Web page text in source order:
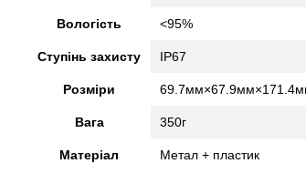
Вологість <95%
Ступінь захисту IP67
Розміри
Вага 350г
Матеріал Метал + пластик